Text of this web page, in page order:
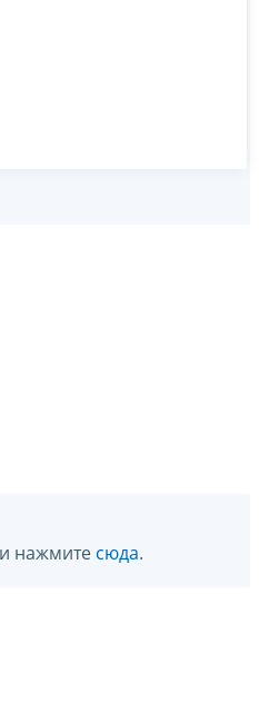
нажмите сюда.